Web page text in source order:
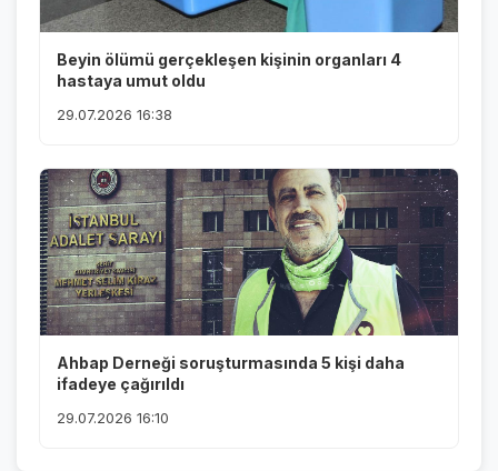
Beyin ölümü gerçekleşen kişinin organları 4
hastaya umut oldu
29.07.2026 16:38
Ahbap Derneği soruşturmasında 5 kişi daha
ifadeye çağırıldı
29.07.2026 16:10